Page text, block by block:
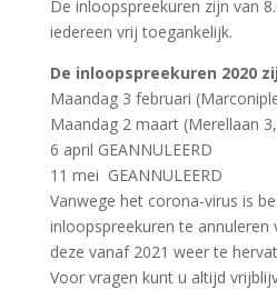
De inloopspreekuren zijn van
iedereen vrij toegankelijk.
De inloopspreekuren 2020
Maandag 3 februari
Maandag 2 maart (Merellaan
6 april GEANNULEERD
11 mei GEANNULEERD
Vanwege het corona-virus is
inloopspreekuren te annuleren
deze vanaf 2021 weer te
Voor vragen kunt u altijd